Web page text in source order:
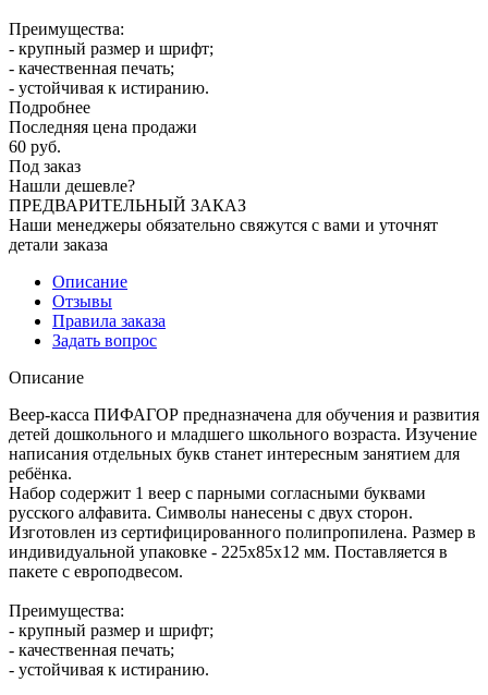
Преимущества:
- крупный размер и шрифт;
- качественная печать;
- устойчивая к истиранию.
Подробнее
Последняя цена продажи
60 руб.
Под заказ
Нашли дешевле?
ПРЕДВАРИТЕЛЬНЫЙ ЗАКАЗ
Наши менеджеры обязательно свяжутся с вами и уточнят
детали заказа
Описание
Отзывы
Правила заказа
Задать вопрос
Описание
Веер-касса ПИФАГОР предназначена для обучения и развития
детей дошкольного и младшего школьного возраста. Изучение
написания отдельных букв станет интересным занятием для
ребёнка.
Набор содержит 1 веер с парными согласными буквами
русского алфавита. Символы нанесены с двух сторон.
Изготовлен из сертифицированного полипропилена. Размер в
индивидуальной упаковке - 225х85х12 мм. Поставляется в
пакете с европодвесом.
Преимущества:
- крупный размер и шрифт;
- качественная печать;
- устойчивая к истиранию.